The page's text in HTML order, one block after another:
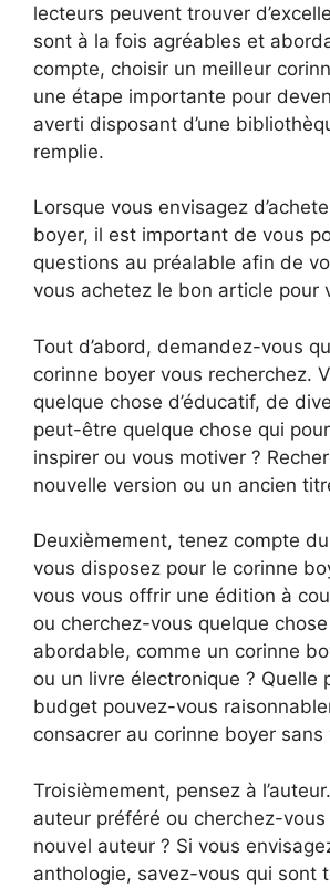
lecteurs peuvent trouver
sont à la fois agréables et
compte, choisir un meilleur
une étape importante pour
averti disposant d’une
remplie.
Lorsque vous envisagez
boyer, il est important de vous
questions au préalable afin de
vous achetez le bon article pour
Tout d’abord, demandez-vous
corinne boyer vous recherchez.
quelque chose d’éducatif, de
peut-être quelque chose qui
inspirer ou vous motiver ?
nouvelle version ou un ancien
Deuxièmement, tenez compte
vous disposez pour le corinne
vous vous offrir une édition à
ou cherchez-vous quelque
abordable, comme un corinne
ou un livre électronique ? Quelle
budget pouvez-vous
consacrer au corinne boyer sans
Troisièmement, pensez à
auteur préféré ou cherchez-
nouvel auteur ? Si vous
anthologie, savez-vous qui sont